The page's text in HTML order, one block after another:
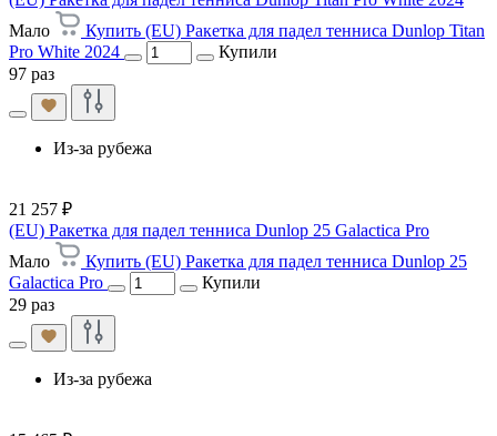
Мало
Купить (EU) Ракетка для падел тенниса Dunlop Titan
Pro White 2024
Купили
97 раз
Из-за рубежа
21 257 ₽
(EU) Ракетка для падел тенниса Dunlop 25 Galactica Pro
Мало
Купить (EU) Ракетка для падел тенниса Dunlop 25
Galactica Pro
Купили
29 раз
Из-за рубежа